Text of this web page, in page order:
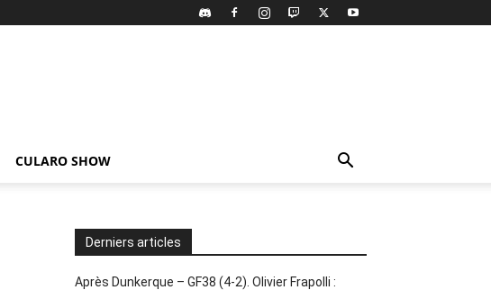
CULARO SHOW
Derniers articles
Après Dunkerque – GF38 (4-2). Olivier Frapolli :